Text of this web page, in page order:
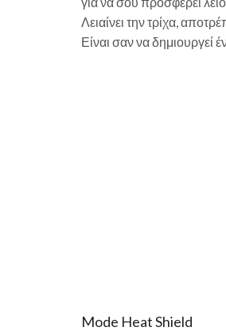
Λειαίνει την τρίχα,
Είναι σαν να δημιουργεί
Mode Heat Shield